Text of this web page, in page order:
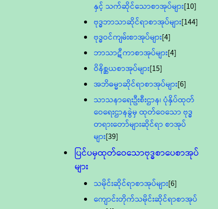
နှင့် သက်ဆိုင်သောစာအုပ်များ[10]
ဗုဒ္ဓဘာသာဆိုင်ရာစာအုပ်များ[144]
ဗုဒ္ဓဝင်ကျမ်းစာအုပ်များ[4]
ဘာသာဋီကာစာအုပ်များ[4]
ဝိနိစ္ဆယစာအုပ်များ[15]
အဘိဓမ္မာဆိုင်ရာစာအုပ်များ[6]
သာသနာရေးဦးစီးဌာန၊ ပုံနှိပ်ထုတ်
ဝေရေးဌာနခွဲမှ ထုတ်ဝေသော ဗုဒ္ဓ
တရားတော်များဆိုင်ရာ စာအုပ်
များ[39]
ပြင်ပမှထုတ်ဝေသောဗုဒ္ဓစာပေစာအုပ်
များ
သမိုင်းဆိုင်ရာစာအုပ်များ[6]
ကျောင်းတိုက်သမိုင်းဆိုင်ရာစာအုပ်